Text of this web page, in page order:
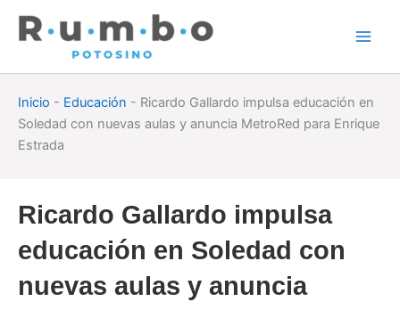
Inicio - Educación - Ricardo Gallardo impulsa educación en
Soledad con nuevas aulas y anuncia MetroRed para Enrique
Estrada
Ricardo Gallardo impulsa
educación en Soledad con
nuevas aulas y anuncia